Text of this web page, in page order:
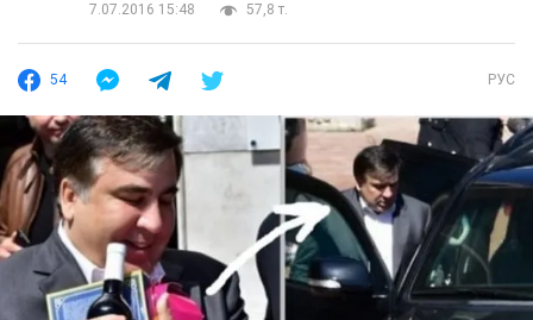
7.07.2016 15:48
57,8 т.
54 РУС